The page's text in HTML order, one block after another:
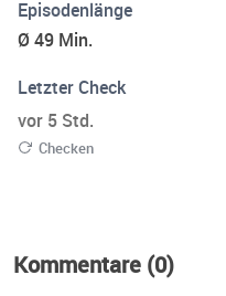
Episodenlänge
Ø 49 Min.
Letzter Check
vor 5 Std.
Checken
Kommentare (0)